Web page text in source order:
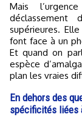
Mais
déclassement
supérieures.
font face à un
Et quand on
espèce
plan les vraies
En dehors des
spécificités liées